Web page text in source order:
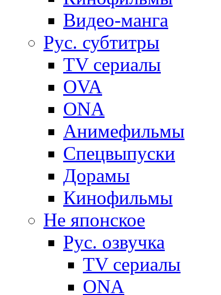
Видео-манга
Рус. субтитры
TV сериалы
OVA
ONA
Анимефильмы
Спецвыпуски
Дорамы
Кинофильмы
Не японское
Рус. озвучка
TV сериалы
ONA